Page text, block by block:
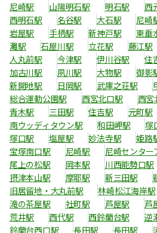
尼崎駅
山陽明石駅 明石駅 西
西明石駅
名谷駅 大石駅 尼崎
岩屋駅
手柄駅 新神戸駅 東垂
灘駅
石屋川駅 立花駅 藤江駅
人丸前駅
今津駅 伊川谷駅 住
加古川駅
夙川駅 大物駅 御影
新開地駅
日岡駅 武庫之荘駅
総合運動公園駅
西宮北口駅 西宮
青木駅
三田駅 住吉駅 元町駅
南ウッディタウン駅
和田岬駅 塚
塚口駅
塩屋駅 妙法寺駅 姫路
宝塚南口駅
尼崎駅
尼崎センター
尾上の松駅
岡本駅 川西能勢口駅
摂津本山駅
摩耶駅 新三田駅
旧居留地・大丸前駅
林崎松江海岸駅
滝の茶屋駅
社町駅 芦屋駅 芦
荒井駅
西代駅 西鈴蘭台駅 逆
鈴蘭台西口駅
長田駅 長田駅